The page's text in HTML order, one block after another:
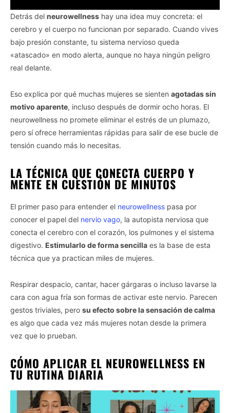
Detrás del neurowellness hay una idea muy concreta: el
cerebro y el cuerpo no funcionan por separado. Cuando vives
bajo presión constante, tu sistema nervioso queda
«atascado» en modo alerta, aunque no haya ningún peligro
real delante.
Eso explica por qué muchas mujeres se sienten agotadas sin
motivo aparente, incluso después de dormir ocho horas. El
neurowellness no promete eliminar el estrés de un plumazo,
pero sí ofrece herramientas rápidas para salir de ese bucle de
tensión cuando más lo necesitas.
LA TÉCNICA QUE CONECTA CUERPO Y
MENTE EN CUESTIÓN DE MINUTOS
El primer paso para entender el neurowellness pasa por
conocer el papel del nervio vago, la autopista nerviosa que
conecta el cerebro con el corazón, los pulmones y el sistema
digestivo. Estimularlo de forma sencilla es la base de esta
técnica que ya practican miles de mujeres.
Respirar despacio, cantar, hacer gárgaras o incluso lavarse la
cara con agua fría son formas de activar este nervio. Parecen
gestos triviales, pero su efecto sobre la sensación de calma
es algo que cada vez más mujeres notan desde la primera
vez que lo prueban.
CÓMO APLICAR EL NEUROWELLNESS EN
TU RUTINA DIARIA